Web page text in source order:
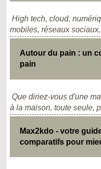
High tech, cloud,
mobiles, réseaux
Autour du pain : un
pain
Que diriez-vous d'une
à la maison, toute seule,
Max2kdo - votre
comparatifs pour